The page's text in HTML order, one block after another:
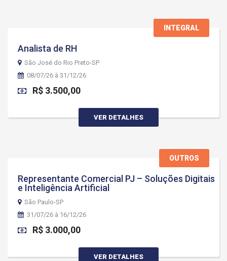
INTEGRAL
Analista de RH
São José do Rio Preto-SP
08/07/26 à 31/12/26
R$ 3.500,00
VER DETALHES
OUTROS
Representante Comercial PJ – Soluções Digitais
e Inteligência Artificial
São Paulo-SP
31/07/26 à 16/12/26
R$ 3.000,00
VER DETALHES